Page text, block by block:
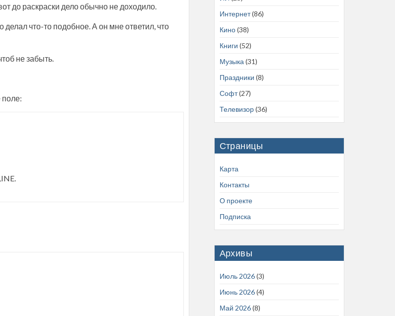
до раскраски дело обычно не доходило.
делал что-то подобное. А он мне ответил, что
не забыть.
поле:
Интернет(86)
Кино(38)
Книги (52)
Музыка (31)
Праздники (8)
Софт(27)
Телевизор(36)
Страницы
Карта
Контакты
О проекте
Подписка
Архивы
Июль 2026(3)
Июнь 2026(4)
Май 2026(8)